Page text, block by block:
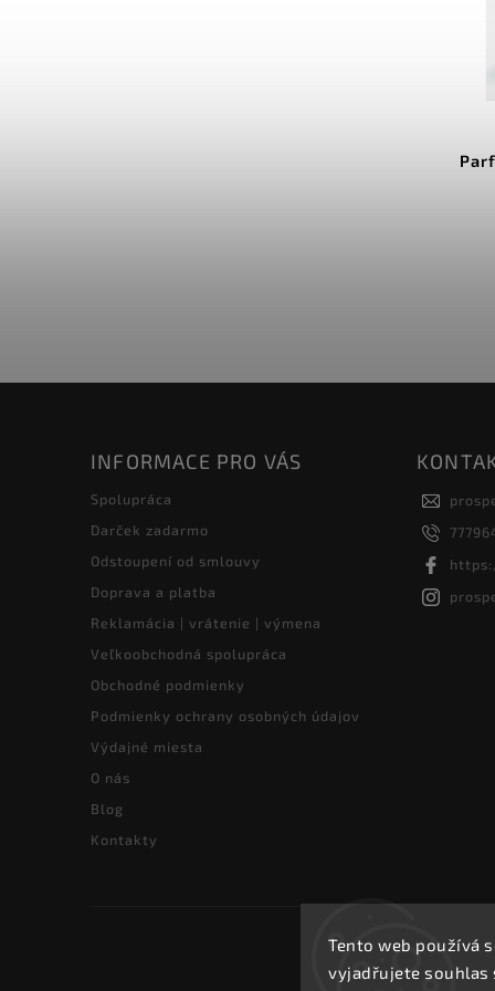
Tento web používá
vyjadřujete souhlas
INFORMACE PRO VÁS
Spolupráca
Darček zadarmo
Odstoupení od smlouvy
Doprava a platba
Reklamácia | vrátenie | výmena
Veľkoobchodná spolupráca
Obchodné podmienky
Podmienky ochrany osobných údajov
Výdajné miesta
O nás
Blog
Kontakty